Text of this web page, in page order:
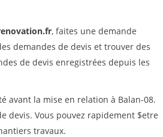
, faites une demande
demandes de devis et trouver des
de devis enregistrées depuis les
avant la mise en relation à Balan-08.
devis. Vous pouvez rapidement $etre
travaux.